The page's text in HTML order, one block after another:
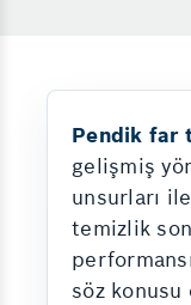
Pendik far
gelişmiş
unsurları
temizlik
söz konusu